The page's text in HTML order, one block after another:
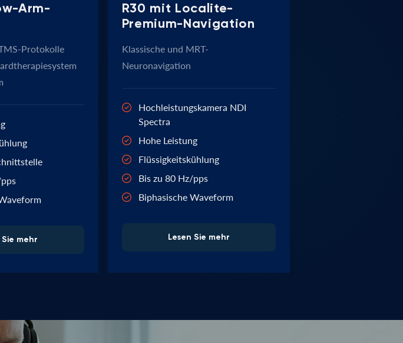
Arm-
Protokolle
Sie mehr
R30 mit Localite-
Premium-Navigation
Klassische und MRT-
Neuronavigation
Hochleistungskamera NDI
Spectra
Hohe Leistung
Flüssigkeitskühlung
Bis zu 80 Hz/pps
Biphasische Waveform
Lesen Sie mehr